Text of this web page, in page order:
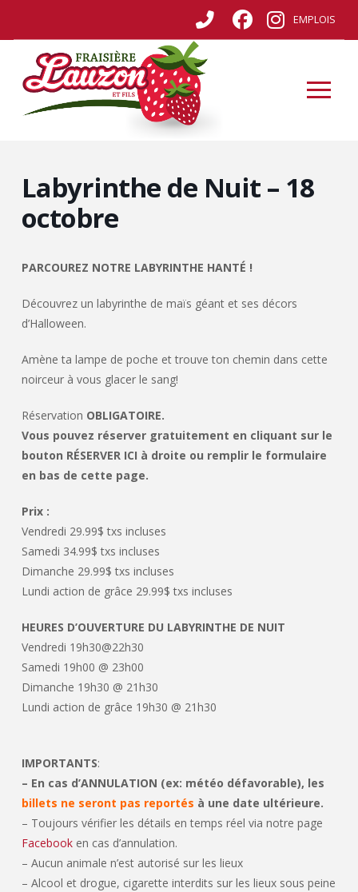
EMPLOIS
Labyrinthe de Nuit – 18
octobre
PARCOUREZ NOTRE LABYRINTHE HANTÉ !
Découvrez un labyrinthe de maïs géant et ses décors
d’Halloween.
Amène ta lampe de poche et trouve ton chemin dans cette
noirceur à vous glacer le sang!
Réservation OBLIGATOIRE.
Vous pouvez réserver gratuitement en cliquant sur le
bouton RÉSERVER ICI à droite ou remplir le formulaire
en bas de cette page.
Prix :
Vendredi 29.99$ txs incluses
Samedi 34.99$ txs incluses
Dimanche 29.99$ txs incluses
Lundi action de grâce 29.99$ txs incluses
HEURES D’OUVERTURE DU LABYRINTHE DE NUIT
Vendredi 19h30@22h30
Samedi 19h00 @ 23h00
Dimanche 19h30 @ 21h30
Lundi action de grâce 19h30 @ 21h30
IMPORTANTS:
– En cas d’ANNULATION (ex: météo défavorable), les
billets ne seront pas reportés à une date ultérieure.
– Toujours vérifier les détails en temps réel via notre page
Facebooken cas d’annulation.
– Aucun animale n’est autorisé sur les lieux
– Alcool et drogue, cigarette interdits sur les lieux sous peine